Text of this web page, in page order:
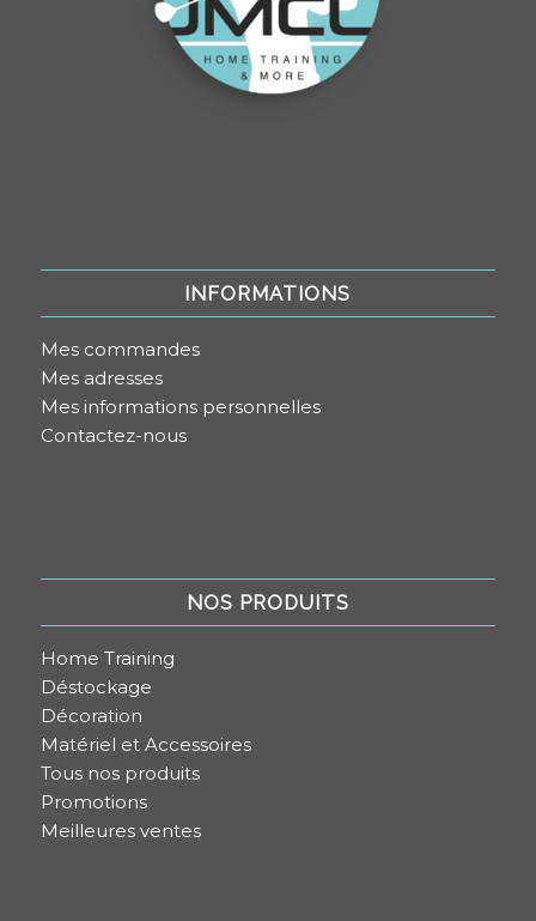
INFORMATIONS
Mes commandes
Mes adresses
Mes informations personnelles
Contactez-nous
NOS PRODUITS
Home Training
Déstockage
Décoration
Matériel et Accessoires
Tous nos produits
Promotions
Meilleures ventes